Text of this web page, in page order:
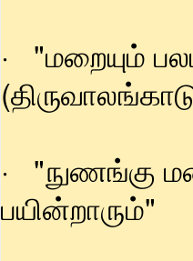
· "மறையும்
· "நுணங்கு